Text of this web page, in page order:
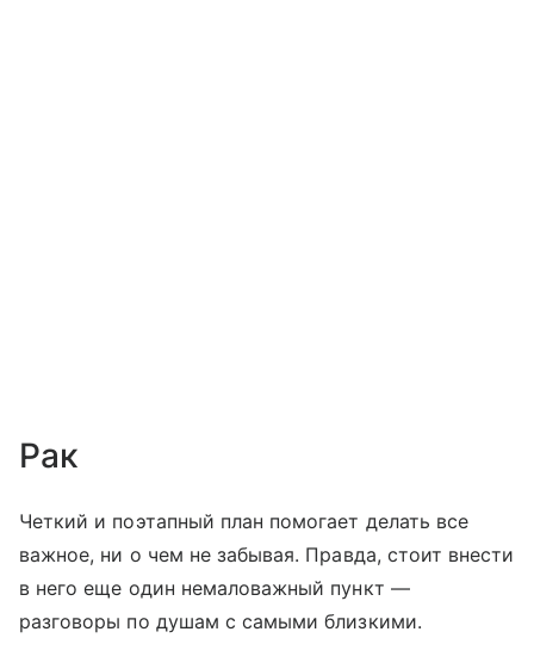
Рак
Четкий и поэтапный план помогает делать все
важное, ни о чем не забывая. Правда, стоит внести
в него еще один немаловажный пункт —
разговоры по душам с самыми близкими.